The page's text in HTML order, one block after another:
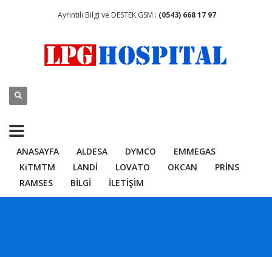
Ayrıntılı Bilgi ve DESTEK GSM : (0543) 668 17 97
ANASAYFA ALDESA DYMCO
EMMEGAS
KiTMTM
LANDİ LOVATO OKCAN
PRİNS
RAMSES
BİLGİ İLETİŞİM